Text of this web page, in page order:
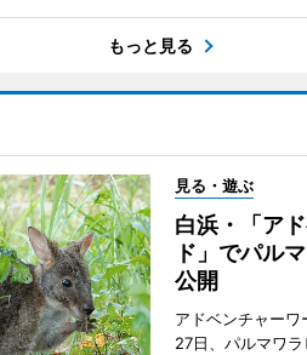
もっと見る
見る・遊ぶ
白浜・「ア
ド」でパル
公開
アドベンチャーワ
27日、パルマワ